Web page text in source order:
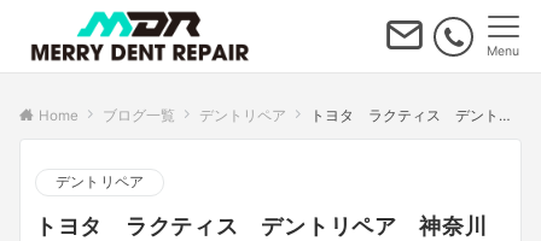
Menu
Home ブログ一覧 デントリペア トヨタ ラクティス デントリペア 神奈川県横浜市戸塚区
デントリペア
トヨタ ラクティス デントリペア 神奈川